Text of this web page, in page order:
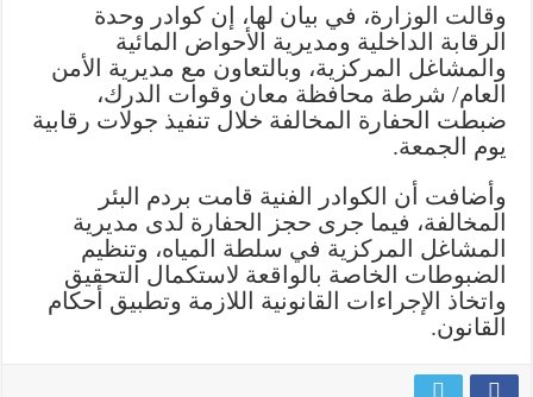
غير
مرخصة
في
معان
مغلقة
وقالت الوزارة، في بيان لها، إن كوادر وحدة
الرقابة الداخلية ومديرية الأحواض المائية
والمشاغل المركزية، وبالتعاون مع مديرية الأمن
العام/ شرطة محافظة معان وقوات الدرك،
ضبطت الحفارة المخالفة خلال تنفيذ جولات رقابية
يوم الجمعة.
وأضافت أن الكوادر الفنية قامت بردم البئر
المخالفة، فيما جرى حجز الحفارة لدى مديرية
المشاغل المركزية في سلطة المياه، وتنظيم
الضبوطات الخاصة بالواقعة لاستكمال التحقيق
واتخاذ الإجراءات القانونية اللازمة وتطبيق أحكام
القانون.